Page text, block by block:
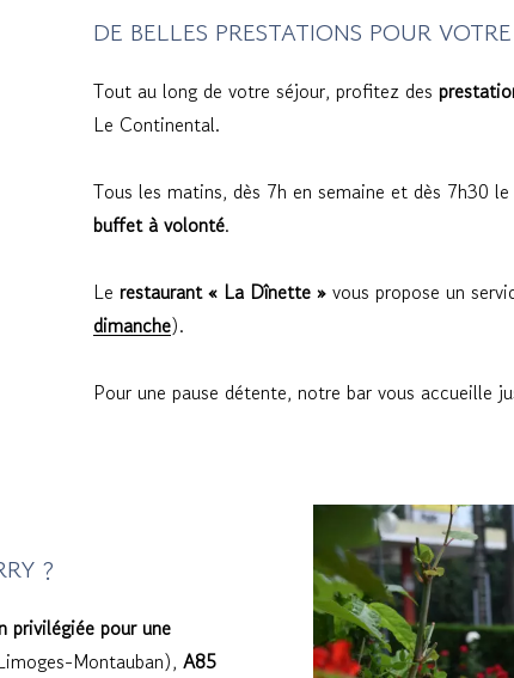
DE BELLES PRESTATIONS POUR
Tout au long de votre séjour, profitez des
Le Continental.
Tous les matins, dès 7h en semaine et dès 7h30
buffet à volonté.
Le restaurant « La Dînette » vous propose un
dimanche).
Pour une pause détente, notre bar vous accueille
?
privilégiée pour une
Montauban), A85